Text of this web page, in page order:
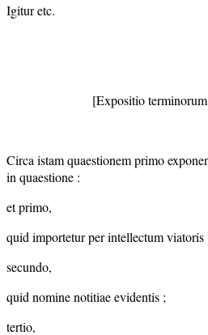
Igitur etc.
[Expositio
Circa istam quaestionem primo
in quaestione :
et primo,
quid importetur per intellectum viatoris
secundo,
quid nomine notitiae evidentis ;
tertio,